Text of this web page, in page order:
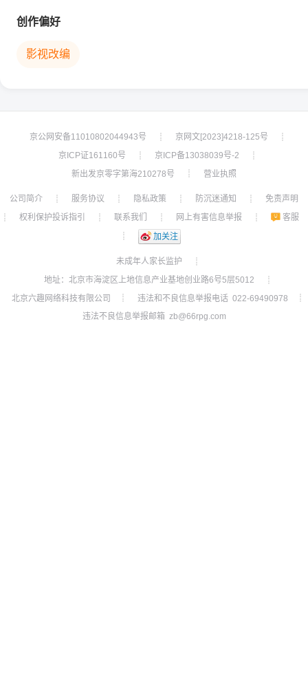
创作偏好
影视改编
京公网安备11010802044943号 ┊ 京网文[2023]4218-125号
┊
京ICP证161160号
┊ 京ICP备13038039号-2
┊
新出发京零字第海210278号
┊ 营业执照
公司简介 ┊ 服务协议 ┊ 隐私政策 ┊ 防沉迷通知 ┊
免责声明
┊
权利保护投诉指引 ┊ 联系我们 ┊ 网上有害信息举报 ┊
客服
┊
加关注
未成年人家长监护
┊
地址：北京市海淀区上地信息产业基地创业路6号5层5012
┊
北京六趣网络科技有限公司
┊ 违法和不良信息举报电话 022-69490978
┊
违法不良信息举报邮箱 zb@66rpg.com